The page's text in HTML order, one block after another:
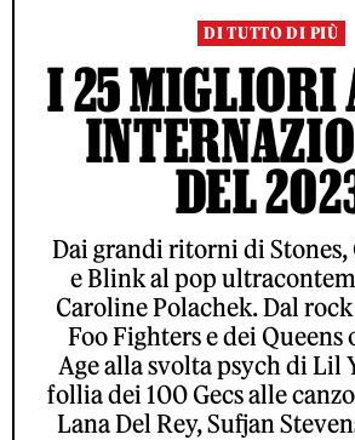
DI TUTTO DI PIÙ
I 25 MIGLIORI
DEL
Dai grandi ritorni di
e Blink al pop
Caroline Polachek. Dal
Foo Fighters e dei Queens
Age alla svolta psych di Lil
follia dei 100 Gecs alle
Lana Del Rey, Sufjan